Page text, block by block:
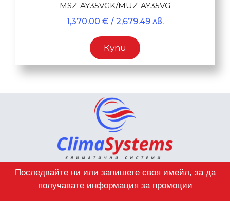
MSZ-AY35VGK/MUZ-AY35VG
1,370.00 € / 2,679.49 лв.
Купи
Последвайте ни или запишете своя имейл, за да
получавате информация за промоции